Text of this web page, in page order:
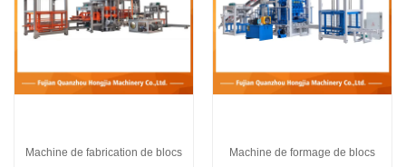
Machine de fabrication de blocs
Machine de formage de blocs